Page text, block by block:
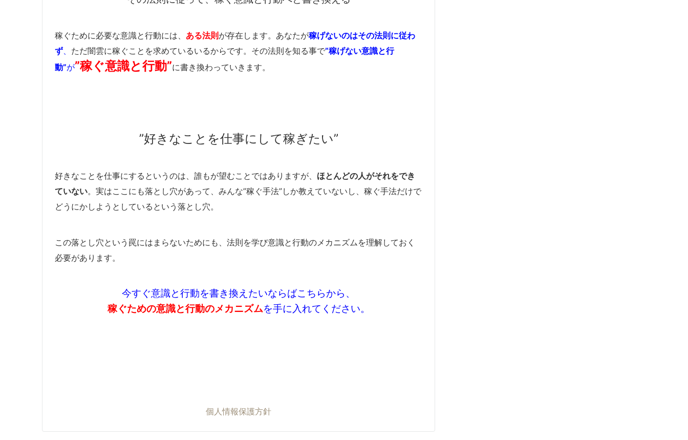
稼ぐために必要な意識と行動には、 ある法則 が存在します。あなたが稼げないのはその法則に従わ
ず、 ただ闇雲に稼ぐことを求めているいるからです。その法則を知る事で”稼げない意識と行
動”が”稼ぐ意識と行動”に書き換わっていきます。
”好きなことを仕事にして稼ぎたい”
好きなことを仕事にするというのは、誰もが望むことではありますが、 ほとんどの人がそれをでき
ていない。実はここにも落とし穴があって、みんな”稼ぐ手法”しか教えていないし、稼ぐ手法だけで
どうにかしようとしているという落とし穴。
この落とし穴という罠にはまらないためにも、法則を学び意識と行動のメカニズムを理解しておく
必要があります。
今すぐ意識と行動を書き換えたいならばこちらから、
稼ぐための意識と行動のメカニズムを手に入れてください。
個人情報保護方針